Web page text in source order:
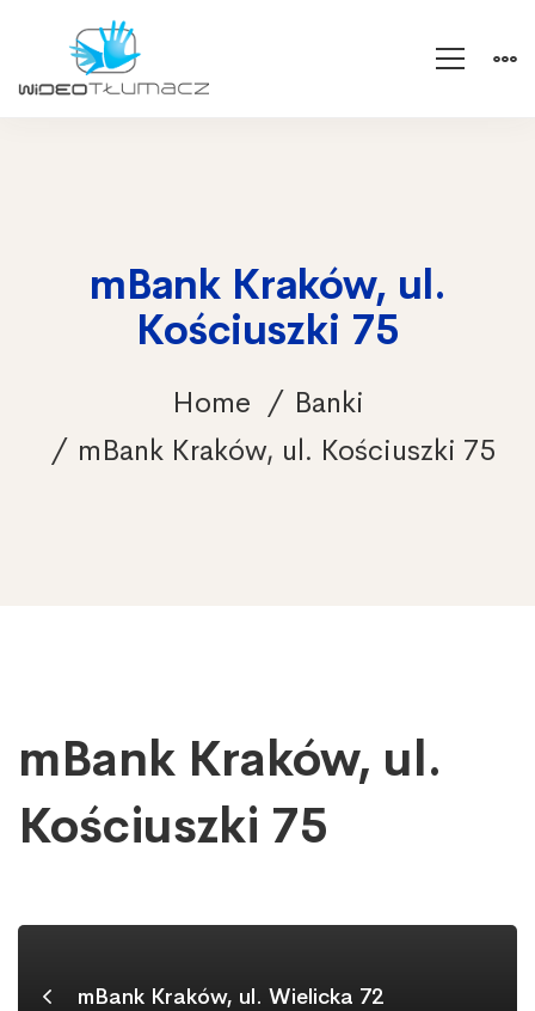
mBank Kraków, ul.
Kościuszki 75
Home
Banki
mBank Kraków, ul. Kościuszki 75
mBank
Kraków,
ul.
Kościuszki
mBank Kraków, ul.
Kościuszki 75
mBank Kraków, ul. Wielicka 72